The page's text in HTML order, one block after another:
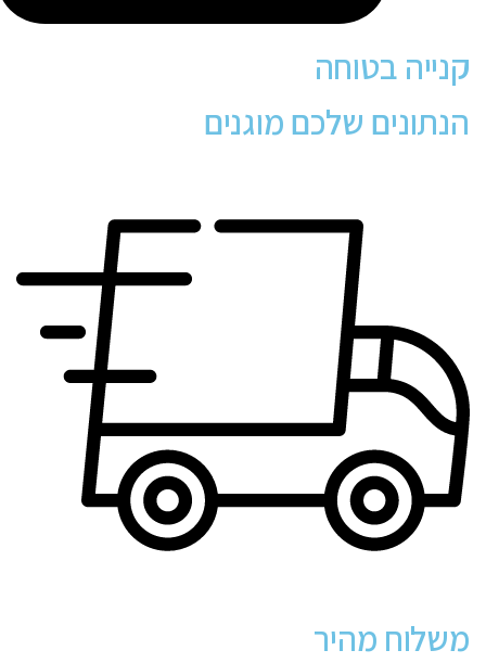
קנייה בטוחה
הנתונים שלכם מוגנים
משלוח מהיר